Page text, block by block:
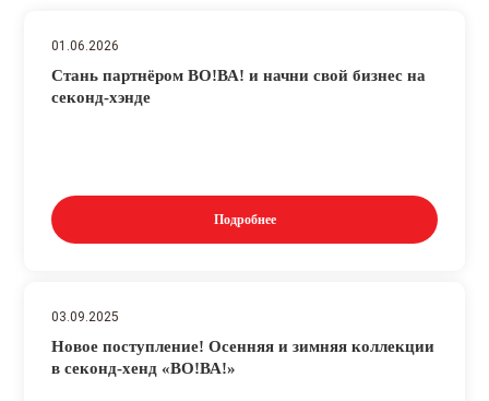
01.06.2026
Стань партнёром ВО!ВА! и начни свой бизнес на
секонд-хэнде
Подробнее
03.09.2025
Новое поступление! Осенняя и зимняя коллекции
в секонд-хенд «ВО!ВА!»